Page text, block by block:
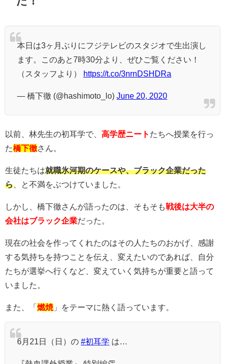
本日は3ヶ月ぶりにフジテレビのスタジオで生出演し
ます。このあと7時30分より、ぜひご覧ください！
（スタッフより）
https://t.co/3nrnDSHDRa
— 橋下徹 (@hashimoto_lo) June 20, 2020
以前、林先生の初耳学で、 高学歴ニート たちへ授業を行っ
た橋下徹さん。
生徒たちは就職氷河期のケースや、ブラック企業だった
ら 、と不満をぶつけていました。
しかし、橋下徹さんが語ったのは、そもそも戦後は大半の
会社はブラック企業だった。
現在の社会を作ってくれたのはその人たちのおかげ、感謝
する気持ちを持つことを伝え、変えたいのであれば、自分
たちが選挙へ行くなど、変えていく気持ちが重要と語って
いました。
また、「 燃焼 」をテーマに熱く語っています。
6月21日（日）の #初耳学 は…